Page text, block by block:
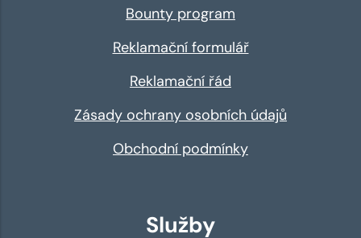
Bounty program
Reklamační formulář
Reklamační řád
Zásady ochrany osobních údajů
Obchodní podmínky
Služby